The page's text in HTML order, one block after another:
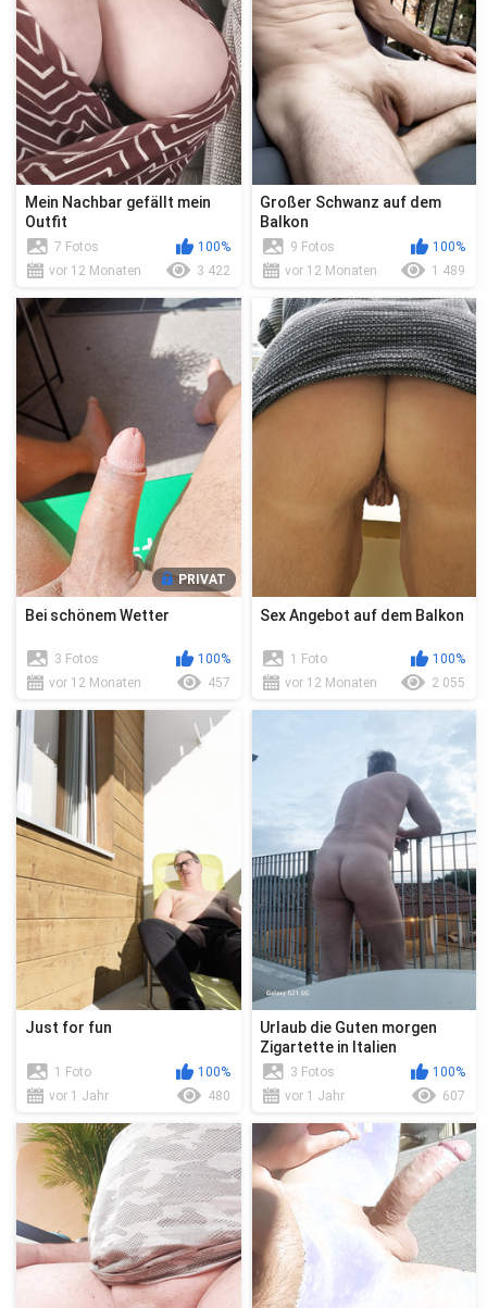
Mein Nachbar gefällt mein
Outfit
7 Fotos
100%
vor 12 Monaten
3 422
Großer Schwanz auf dem
Balkon
9 Fotos
100%
vor 12 Monaten
1 489
PRIVAT
Bei schönem Wetter
3 Fotos
100%
vor 12 Monaten
457
Sex Angebot auf dem Balkon
1 Foto
100%
vor 12 Monaten
2 055
Just for fun
1 Foto
100%
vor 1 Jahr
480
Urlaub die Guten morgen
Zigartette in Italien
3 Fotos
100%
vor 1 Jahr
607